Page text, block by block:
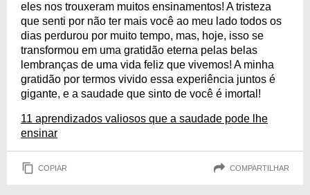
eles nos trouxeram muitos ensinamentos! A tristeza
que senti por não ter mais você ao meu lado todos os
dias perdurou por muito tempo, mas, hoje, isso se
transformou em uma gratidão eterna pelas belas
lembranças de uma vida feliz que vivemos! A minha
gratidão por termos vivido essa experiência juntos é
gigante, e a saudade que sinto de você é imortal!
11 aprendizados valiosos que a saudade pode lhe
ensinar
COPIAR COMPARTILHAR